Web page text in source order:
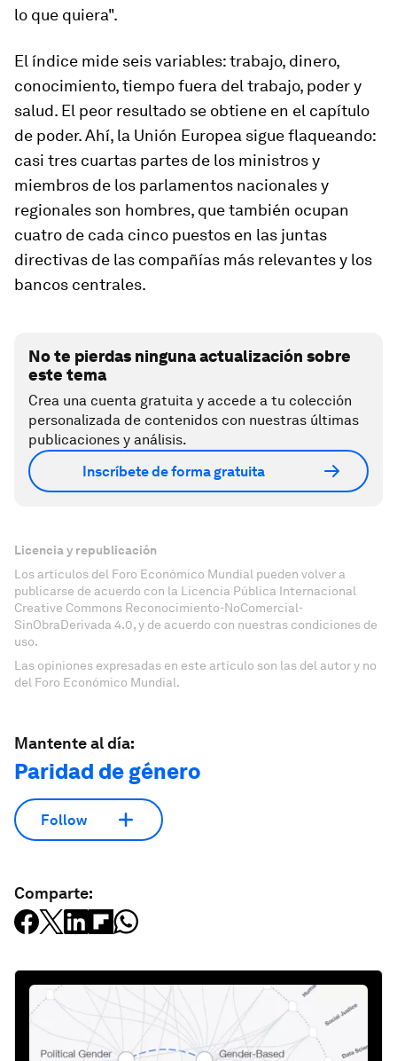
lo que quiera".
El índice mide seis variables: trabajo, dinero,
conocimiento, tiempo fuera del trabajo, poder y
salud. El peor resultado se obtiene en el capítulo
de poder. Ahí, la Unión Europea sigue flaqueando:
casi tres cuartas partes de los ministros y
miembros de los parlamentos nacionales y
regionales son hombres, que también ocupan
cuatro de cada cinco puestos en las juntas
directivas de las compañías más relevantes y los
bancos centrales.
No te pierdas ninguna actualización sobre
este tema
Crea una cuenta gratuita y accede a tu colección
personalizada de contenidos con nuestras últimas
publicaciones y análisis.
Inscríbete de forma gratuita
Licencia y republicación
Los artículos del Foro Económico Mundial pueden volver a
publicarse de acuerdo con la Licencia Pública Internacional
Creative Commons Reconocimiento-NoComercial-
SinObraDerivada 4.0, y de acuerdo con nuestras condiciones de
uso.
Las opiniones expresadas en este artículo son las del autor y no
del Foro Económico Mundial.
Mantente al día:
Paridad de género
Follow
Comparte: